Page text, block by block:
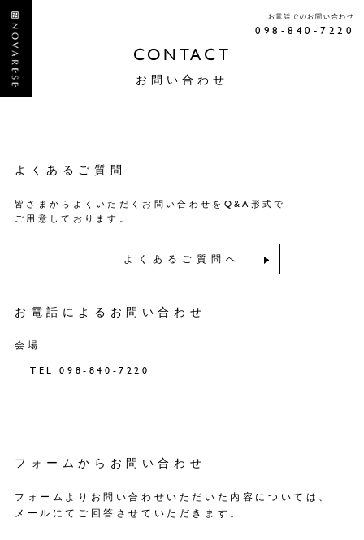
お電話でのお問い合わせ
098-840-7220
CONTACT
お問い合わせ
よくあるご質問
皆さまからよくいただくお問い合わせをQ&A形式で
ご用意しております。
よくあるご質問へ
お電話によるお問い合わせ
会場
TEL 098-840-7220
フォームからお問い合わせ
フォームよりお問い合わせいただいた内容については、
メールにてご回答させていただきます。